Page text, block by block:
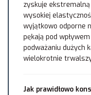
zyskuje
wysokiej
wyjątkowo odporne
pękają pod
podważaniu dużych
wielokrotnie
Jak prawidłowo